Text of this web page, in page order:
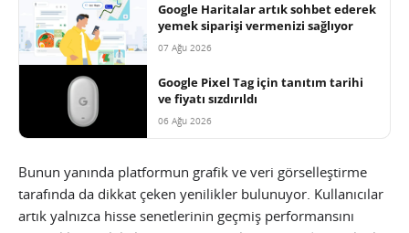
Google Haritalar artık sohbet ederek
yemek siparişi vermenizi sağlıyor
07 Ağu 2026
Google Pixel Tag için tanıtım tarihi
ve fiyatı sızdırıldı
06 Ağu 2026
Bunun yanında platformun grafik ve veri görselleştirme
tarafında da dikkat çeken yenilikler bulunuyor. Kullanıcılar
artık yalnızca hisse senetlerinin geçmiş performansını